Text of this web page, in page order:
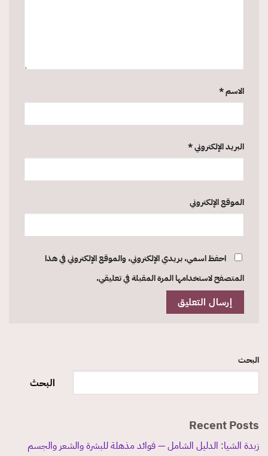
البحث
البحث
Recent Posts
زبدة الشيا: الدليل الشامل — فوائد مذهلة للبشرة والشعر والجسم
الاسم*
البريد الإلكتروني*
الموقع الإلكتروني
احفظ اسمي، بريدي الإلكتروني، والموقع الإلكتروني في هذا
المتصفح لاستخدامها المرة المقبلة في تعليقي.